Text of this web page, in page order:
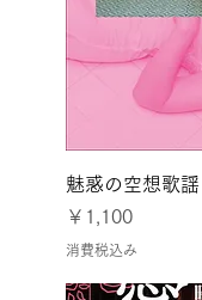
魅惑の空想歌
価格
￥1,100
消費税込み